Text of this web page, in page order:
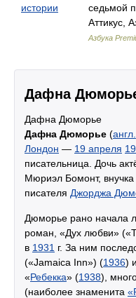
истории
седьмой
Аттикус,
Азбука
Дафна
Дафна Дюморье
Дафна Дюморье (англ.
Лондон — 19 апреля
писательница. Дочь
Мюриэл Бомонт, внучка
писателя Джорджа
Дюморье рано начала
роман, «Дух любви»
в 1931 г. За ним
(«Jamaica Inn») (1936)
«Ребекка» (1938),
(наиболее знаменита